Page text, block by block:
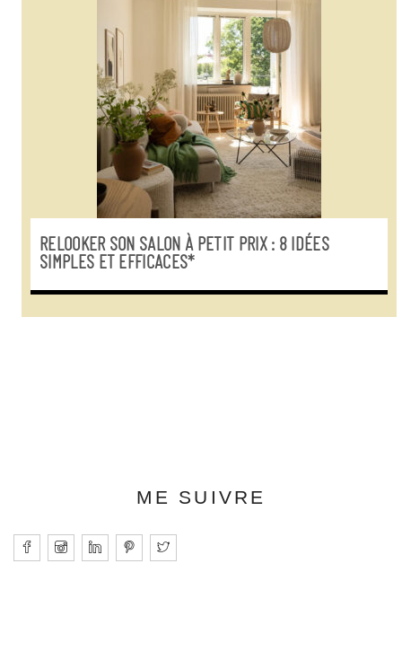
RELOOKER SON SALON À PETIT PRIX : 8 IDÉES
SIMPLES ET EFFICACES*
ME SUIVRE